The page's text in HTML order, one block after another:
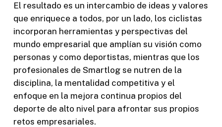
El resultado es un intercambio de ideas y valores
que enriquece a todos, por un lado, los ciclistas
incorporan herramientas y perspectivas del
mundo empresarial que amplían su visión como
personas y como deportistas, mientras que los
profesionales de Smartlog se nutren de la
disciplina, la mentalidad competitiva y el
enfoque en la mejora continua propios del
deporte de alto nivel para afrontar sus propios
retos empresariales.